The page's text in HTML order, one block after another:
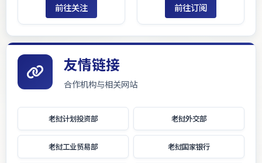
前往关注 前往订阅
友情链接
合作机构与相关网站
老挝计划投资部 老挝外交部
老挝工业贸易部 老挝国家银行